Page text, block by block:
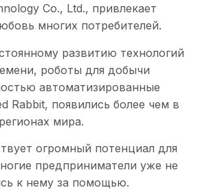
Co., Ltd., привлекает
многих потребителей.
развитию технологий
роботы для добычи
автоматизированные
Rabbit, появились более чем в
мира.
огромный потенциал для
предприниматели уже не
к нему за помощью.